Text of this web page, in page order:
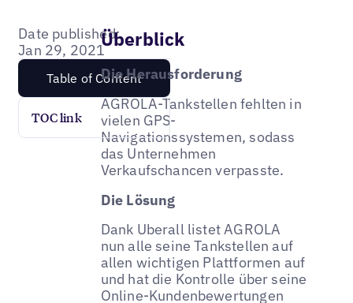
Date published:
Jan 29, 2021
Table of Content
TOC link
Überblick
Die Herausforderung
AGROLA-Tankstellen fehlten in
vielen GPS-
Navigationssystemen, sodass
das Unternehmen
Verkaufschancen verpasste.
Die Lösung
Dank Uberall listet AGROLA
nun alle seine Tankstellen auf
allen wichtigen Plattformen auf
und hat die Kontrolle über seine
Online-Kundenbewertungen